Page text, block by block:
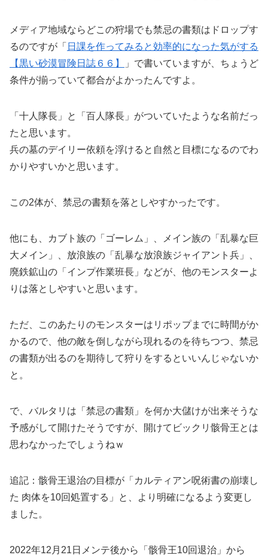
メディア地域ならどこの狩場でも禁忌の書類はドロップす
るのですが「 日課を作ってみると効率的になった気がする
【黒い砂漠冒険日誌６６】
」で書いていますが、ちょうど
条件が揃っていて都合がよかったんですよ。
「十人隊長」と「百人隊長」がついていたような名前だっ
たと思います。
兵の墓のデイリー依頼を浮けると自然と目標になるのでわ
かりやすいかと思います。
この2体が、禁忌の書類を落としやすかったです。
他にも、カブト族の「ゴーレム」、メイン族の「乱暴な巨
大メイン」、放浪族の「乱暴な放浪族ジャイアント兵」、
廃鉄鉱山の「インプ作業班長」などが、他のモンスターよ
りは落としやすいと思います。
ただ、このあたりのモンスターはリポップまでに時間がか
かるので、他の敵を倒しながら現れるのを待ちつつ、禁忌
の書類が出るのを期待して狩りをするといいんじゃないか
と。
で、バルタリは「禁忌の書類」を何か大儲けが出来そうな
予感がして開けたそうですが、開けてビックリ骸骨王とは
思わなかったでしょうねｗ
追記：骸骨王退治の目標が「カルティアン呪術書の崩壊し
た 肉体を10回処置する」と、より明確になるよう変更し
ました。
2022年12月21日メンテ後から「骸骨王10回退治」から